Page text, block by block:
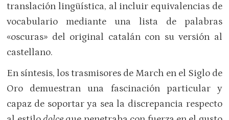
translación lingüística, al incluir equivalencias de
vocabulario mediante una lista de palabras
«oscuras» del original catalán con su versión al
castellano.
En síntesis, los trasmisores de March en el Siglo de
Oro demuestran una fascinación particular y
capaz de soportar ya sea la discrepancia respecto